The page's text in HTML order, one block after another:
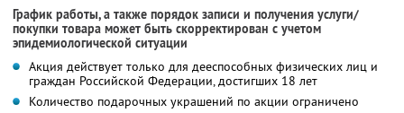
График работы, а также порядок записи и получения услуги/
покупки товара может быть скорректирован с учетом
эпидемиологической ситуации
Акция действует только для дееспособных физических лиц и
граждан Российской Федерации, достигших 18 лет
Количество подарочных украшений по акции ограничено